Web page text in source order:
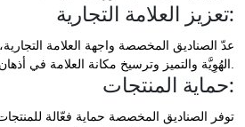
تعزيز العلامة التجارية:
عدّ الصناديق المخصصة واجهة العلامة
حماية المنتجات:
توفر الصناديق المخصصة حماية فعّالة